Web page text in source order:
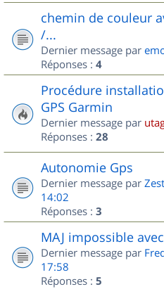
chemin de couleur
/...
Dernier message par
Réponses : 4
Procédure
GPS Garmin
Dernier message par
Réponses : 28
Autonomie Gps
Dernier message par
14:02
Réponses : 3
MAJ impossible
Dernier message par
17:58
Réponses : 5